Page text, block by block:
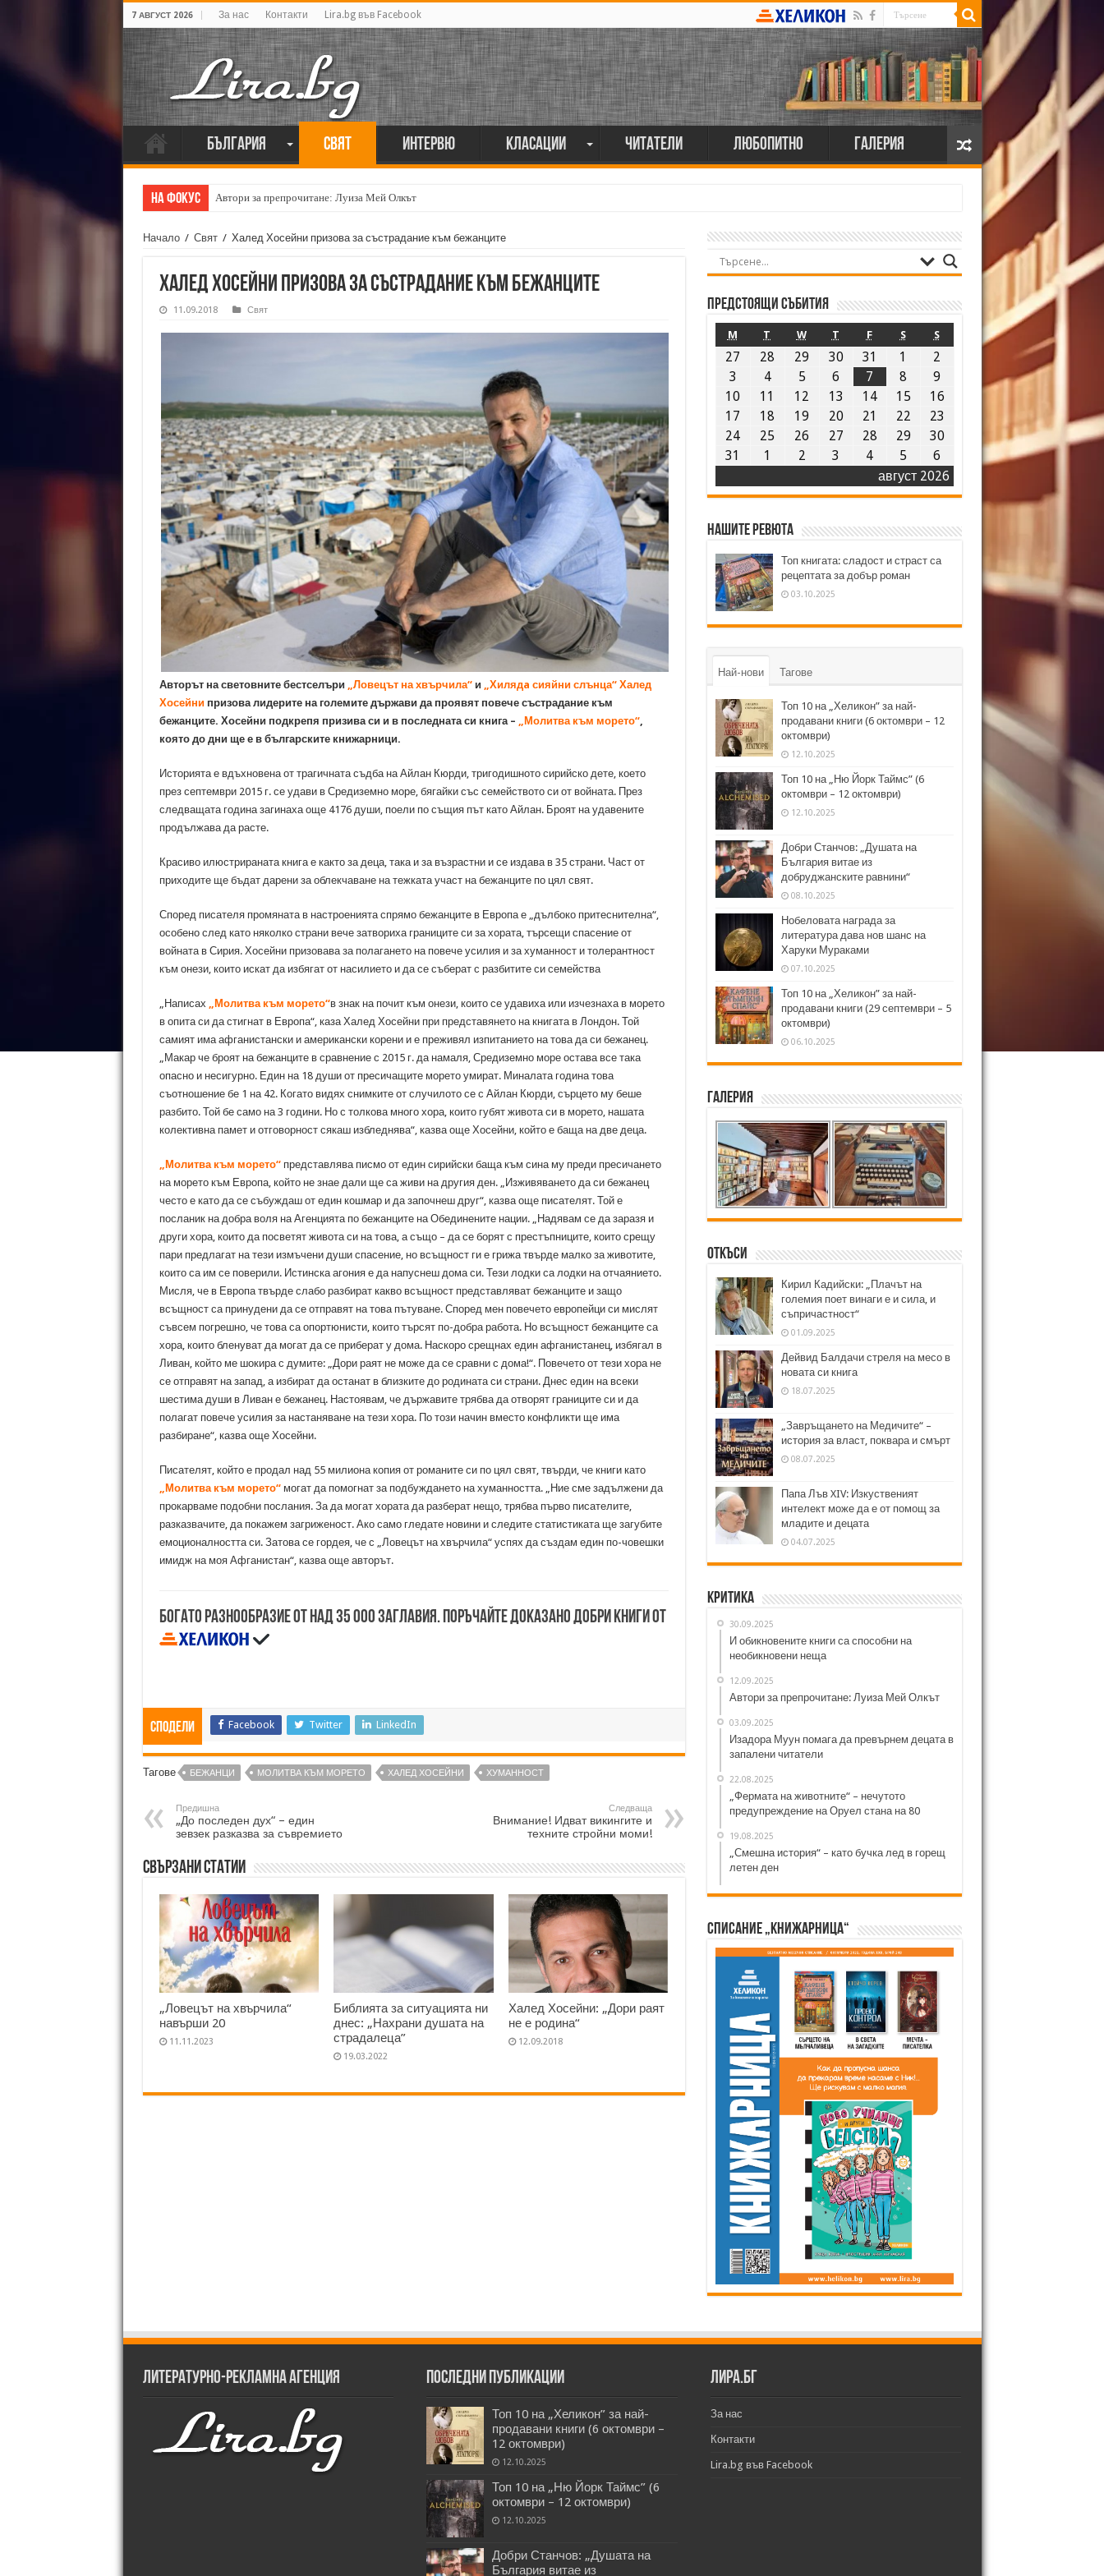
7 АВГУСТ 2026 За нас Контакти Lira.bg във Facebook
България Свят Интервю Класации Читатели Любопитно Галерия
На фокус Автори за препрочитане: Луиза Мей Олкът
Начало / Свят / Халед Хосейни призова за състрадание към бежанците
Халед Хосейни призова за състрадание към бежанците
11.09.2018 Свят
Авторът на световните бестселъри „Ловецът на хвърчила“и „Хилядa сияйни слънца“ Халед
Хосейнипризова лидерите на големите държави да проявят повече състрадание към
бежанците. Хосейни подкрепя призива си и в последната си книга –
„Молитва към морето“,
която до дни ще е в българските книжарници.
Историята е вдъхновена от трагичната съдба на Айлан Кюрди, тригодишното сирийско дете, което
през септември 2015 г. се удави в Средиземно море, бягайки със семейството си от войната. През
следващата година загинаха още 4176 души, поели по същия път като Айлан. Броят на удавените
продължава да расте.
Красиво илюстрираната книга е както за деца, така и за възрастни и се издава в 35 страни. Част от
приходите ще бъдат дарени за облекчаване на тежката участ на бежанците по цял свят.
Според писателя промяната в настроенията спрямо бежанците в Европа е „дълбоко притеснителна“,
особено след като няколко страни вече затвориха границите си за хората, търсещи спасение от
войната в Сирия. Хосейни призовава за полагането на повече усилия и за хуманност и толерантност
към онези, които искат да избягат от насилието и да се съберат с разбитите си семейства
„Написах „Молитва към морето“в знак на почит към онези, които се удавиха или изчезнаха в морето
в опита си да стигнат в Европа“, каза Халед Хосейни при представянето на книгата в Лондон. Той
самият има афганистански и американски корени и е преживял изпитанието на това да си бежанец.
„Макар че броят на бежанците в сравнение с 2015 г. да намаля, Средиземно море остава все така
опасно и несигурно. Един на 18 души от пресичащите морето умират. Миналата година това
съотношение бе 1 на 42. Когато видях снимките от случилото се с Айлан Кюрди, сърцето му беше
разбито. Той бе само на 3 години. Но с толкова много хора, които губят живота си в морето, нашата
колективна памет и отговорност сякаш избледнява“, казва още Хосейни, който е баща на две деца.
„Молитва към морето“представлява писмо от един сирийски баща към сина му преди пресичането
на морето към Европа, който не знае дали ще са живи на другия ден. „Изживяването да си бежанец
често е като да се събуждаш от един кошмар и да започнеш друг“, казва още писателят. Той е
посланик на добра воля на Агенцията по бежанците на Обединените нации. „Надявам се да заразя и
други хора, които да посветят живота си на това, а също – да се борят с престъпниците, които срещу
пари предлагат на тези измъчени души спасение, но всъщност ги е грижа твърде малко за животите,
които са им се поверили. Истинска агония е да напуснеш дома си. Тези лодки са лодки на отчаянието.
Мисля, че в Европа твърде слабо разбират какво всъщност представляват бежанците и защо
всъщност са принудени да се отправят на това пътуване. Според мен повечето европейци си мислят
съвсем погрешно, че това са опортюнисти, които търсят по-добра работа. Но всъщност бежанците са
хора, които бленуват да могат да се приберат у дома. Наскоро срещнах един афганистанец, избягал в
Ливан, който ме шокира с думите: „Дори раят не може да се сравни с дома!“. Повечето от тези хора не
се отправят на запад, а избират да останат в близките до родината си страни. Днес един на всеки
шестима души в Ливан е бежанец. Настоявам, че държавите трябва да отворят границите си и да
полагат повече усилия за настаняване на тези хора. По този начин вместо конфликти ще има
разбиране“, казва още Хосейни.
Писателят, който е продал над 55 милиона копия от романите си по цял свят, твърди, че книги като
„Молитва към морето“могат да помогнат за подбуждането на хуманността. „Ние сме задължени да
прокарваме подобни послания. За да могат хората да разберат нещо, трябва първо писателите,
разказвачите, да покажем загриженост. Ако само гледате новини и следите статистиката ще загубите
емоционалността си. Затова се гордея, че с „Ловецът на хвърчила“ успях да създам един по-човешки
имидж на моя Афганистан“, казва още авторът.
Богато разнообразие от над 35 000 заглавия. Поръчайте доказано добри книги от
Сподели Facebook Twitter LinkedIn
Тагове БЕЖАНЦИ МОЛИТВА КЪМ МОРЕТО ХАЛЕД ХОСЕЙНИ ХУМАННОСТ
Предишна
„До последен дух“ – един
зевзек разказва за съвремието
Следваща
Внимание! Идват викингите и
техните стройни моми!
Свързани статии
„Ловецът на хвърчила“
навърши 20
11.11.2023
Библията за ситуацията ни
днес: „Нахрани душата на
страдалеца”
19.03.2022
Халед Хосейни: „Дори раят
не е родина“
12.09.2018
Предстоящи събития
август 2026
M T W T F S S
27 28 29 30 31 1
2
3
4 5 6 7 8
9
10
11 12 13 14 15
16
17
18 19 20 21 22
23
24
25 26 27 28 29
30
31
1 2 3 4 5 6
Нашите ревюта
Топ книгата: сладост и страст са
рецептата за добър роман
03.10.2025
Най-нови Тагове
Топ 10 на „Хеликон” за най-
продавани книги (6 октомври – 12
октомври)
12.10.2025
Топ 10 на „Ню Йорк Таймс” (6
октомври – 12 октомври)
12.10.2025
Добри Станчов: „Душата на
България витае из
добруджанските равнини“
08.10.2025
Нобеловата награда за
литература дава нов шанс на
Харуки Мураками
07.10.2025
Топ 10 на „Хеликон” за най-
продавани книги (29 септември – 5
октомври)
06.10.2025
Галерия
Откъси
Кирил Кадийски: „Плачът на
големия поет винаги е и сила, и
съпричастност“
01.09.2025
Дейвид Балдачи стреля на месо в
новата си книга
18.07.2025
„Завръщането на Медичите“ –
история за власт, поквара и смърт
08.07.2025
Папа Лъв XIV: Изкуственият
интелект може да е от помощ за
младите и децата
04.07.2025
Критика
30.09.2025
И обикновените книги са способни на
необикновени неща
12.09.2025
Автори за препрочитане: Луиза Мей Олкът
03.09.2025
Изадора Муун помага да превърнем децата в
запалени читатели
22.08.2025
„Фермата на животните“ – нечутото
предупреждение на Оруел стана на 80
19.08.2025
„Смешна история“ – като бучка лед в горещ
летен ден
Списание „Книжарница“
Литературно-рекламна агенция Последни публикации
Топ 10 на „Хеликон” за най-
продавани книги (6 октомври –
12 октомври)
12.10.2025
Топ 10 на „Ню Йорк Таймс” (6
октомври – 12 октомври)
12.10.2025
Добри Станчов: „Душата на
България витае из
Лира.бг
За нас
Контакти
Lira.bg във Facebook